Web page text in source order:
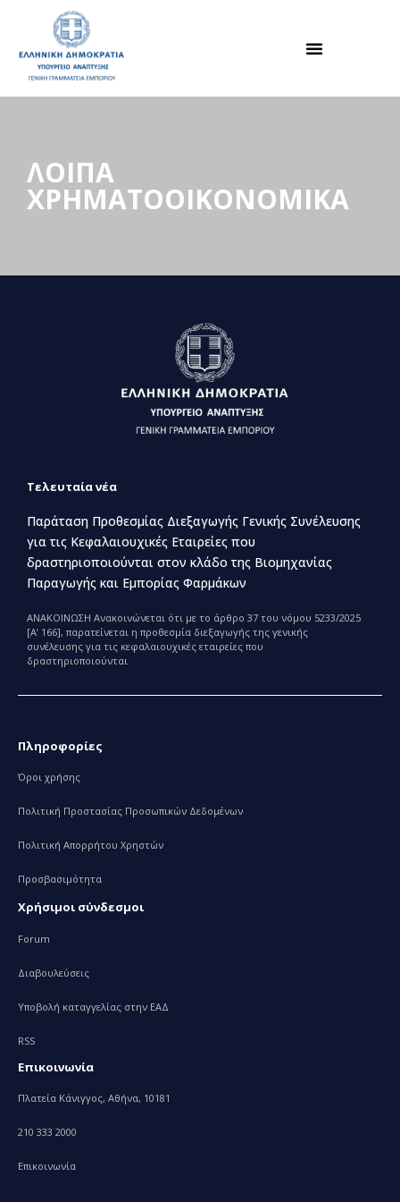
ΛΟΙΠΑ
ΧΡΗΜΑΤΟΟΙΚΟΝΟΜΙΚΑ
Τελευταία νέα
Παράταση Προθεσμίας Διεξαγωγής Γενικής Συνέλευσης
για τις Κεφαλαιουχικές Εταιρείες που
δραστηριοποιούνται στον κλάδο της Βιομηχανίας
Παραγωγής και Εμπορίας Φαρμάκων
ΑΝΑΚΟΙΝΩΣΗ Ανακοινώνεται ότι με το άρθρο 37 του νόμου 5233/2025
[Α’ 166], παρατείνεται η προθεσμία διεξαγωγής της γενικής
συνέλευσης για τις κεφαλαιουχικές εταιρείες που
δραστηριοποιούνται
Πληροφορίες
Όροι χρήσης
Πολιτική Προστασίας Προσωπικών Δεδομένων
Πολιτική Απορρήτου Χρηστών
Προσβασιμότητα
Χρήσιμοι σύνδεσμοι
Forum
Διαβουλεύσεις
Υποβολή καταγγελίας στην ΕΑΔ
RSS
Επικοινωνία
Πλατεία Κάνιγγος, Αθήνα, 10181
210 333 2000
Επικοινωνία